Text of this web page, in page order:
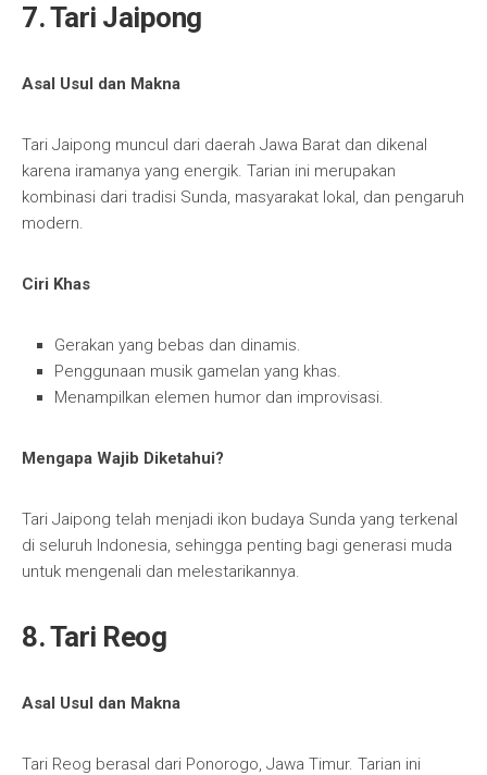
7. Tari Jaipong
Asal Usul dan Makna
Tari Jaipong muncul dari daerah Jawa Barat dan dikenal
karena iramanya yang energik. Tarian ini merupakan
kombinasi dari tradisi Sunda, masyarakat lokal, dan pengaruh
modern.
Ciri Khas
Gerakan yang bebas dan dinamis.
Penggunaan musik gamelan yang khas.
Menampilkan elemen humor dan improvisasi.
Mengapa Wajib Diketahui?
Tari Jaipong telah menjadi ikon budaya Sunda yang terkenal
di seluruh Indonesia, sehingga penting bagi generasi muda
untuk mengenali dan melestarikannya.
8. Tari Reog
Asal Usul dan Makna
Tari Reog berasal dari Ponorogo, Jawa Timur. Tarian ini